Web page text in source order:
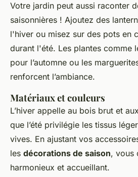
Votre jardin peut aussi raconter
saisonnières ! Ajoutez des
l'hiver ou misez sur des pots en
durant l'été. Les plantes comme
pour l’automne ou les
renforcent l’ambiance.
Matériaux et couleurs
L’hiver appelle au bois brut et
que l’été privilégie les tissus
vives. En ajustant vos
les décorations de saison, vous
harmonieux et accueillant.